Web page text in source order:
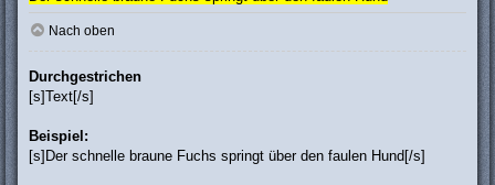
Nach oben
Durchgestrichen
[s]Text[/s]
Beispiel:
[s]Der schnelle braune Fuchs springt über den faulen Hund[/s]